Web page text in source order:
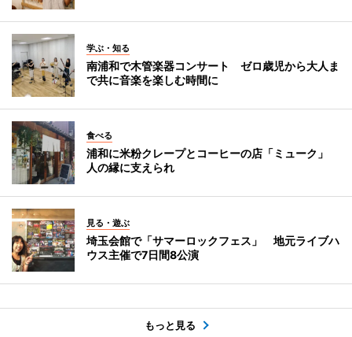
学ぶ・知る
南浦和で木管楽器コンサート ゼロ歳児から大人ま
で共に音楽を楽しむ時間に
食べる
浦和に米粉クレープとコーヒーの店「ミューク」
人の縁に支えられ
見る・遊ぶ
埼玉会館で「サマーロックフェス」 地元ライブハ
ウス主催で7日間8公演
もっと見る